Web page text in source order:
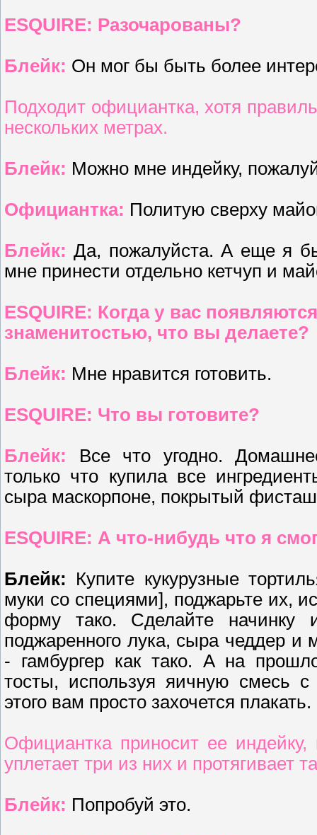
ESQUIRE: Разочарованы?
Блейк: Он мог бы быть более
Подходит официантка, хотя
нескольких метрах.
Блейк: Можно мне индейку,
Официантка: Политую сверху
Блейк: Да, пожалуйста. А еще я
мне принести отдельно кетчуп и
ESQUIRE: Когда у вас
знаменитостью, что вы делаете?
Блейк: Мне нравится готовить.
ESQUIRE: Что вы готовите?
Блейк:
Все что угодно.
только что купила все
сыра маскорпоне, покрытый
ESQUIRE: А что-нибудь что я
Блейк: Купите кукурузные
муки со специями], поджарьте их,
форму тако. Сделайте начинку
поджаренного лука, сыра чеддер и
- гамбургер как тако. А на
тосты, используя яичную смесь
этого вам просто захочется плакать.
Официантка приносит ее
уплетает три из них и протягивает
Блейк: Попробуй это.